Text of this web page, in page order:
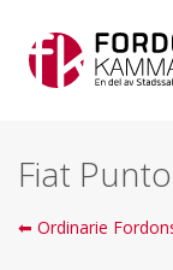
Fiat
⬅ Ordinarie